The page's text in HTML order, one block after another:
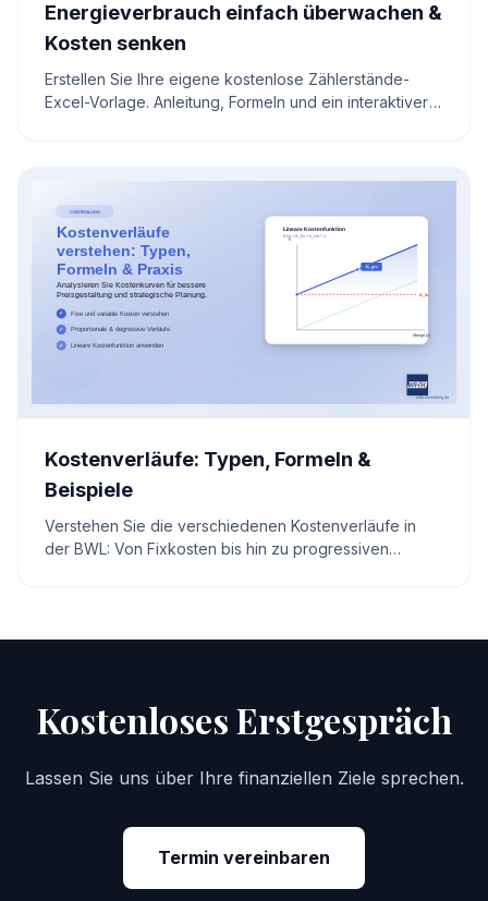
Energieverbrauch einfach überwachen &
Kosten senken
Erstellen Sie Ihre eigene kostenlose Zählerstände-
Excel-Vorlage. Anleitung, Formeln und ein interaktiver
Kostenverläufe: Typen, Formeln &
Beispiele
Verstehen Sie die verschiedenen Kostenverläufe in
der BWL: Von Fixkosten bis hin zu progressiven
Kostenloses Erstgespräch
Lassen Sie uns über Ihre finanziellen Ziele sprechen.
Termin vereinbaren